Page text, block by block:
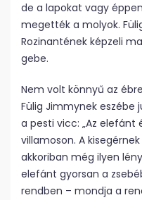
de a lapokat vagy
megették a molyok.
Rozinantének képzeli
gebe.
Nem volt könnyű az
Fülig Jimmynek eszébe
a pesti vicc: „Az elefánt
villamoson. A
akkoriban még ilyen
elefánt gyorsan a
rendben – mondja a